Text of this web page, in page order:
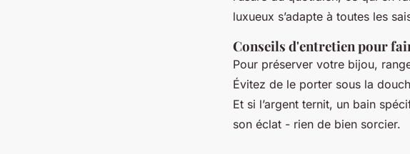
luxueux s’adapte à toutes les
Conseils d'entretien pour
Pour préserver votre bijou,
Évitez de le porter sous la
Et si l’argent ternit, un bain
son éclat - rien de bien sorcier.